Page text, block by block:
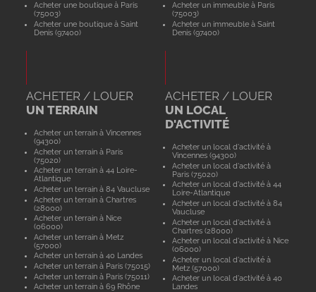
Acheter une boutique à Paris
(75003)
Acheter une boutique à Saint
Denis (97400)
Acheter un immeuble à Paris
(75003)
Acheter un immeuble à Saint
Denis (97400)
ACHETER / LOUER
UN TERRAIN
Acheter un terrain à Vincennes
(94300)
Acheter un terrain à Paris
(75020)
Acheter un terrain à 44 Loire-
Atlantique
Acheter un terrain à 84 Vaucluse
Acheter un terrain à Chartres
(28000)
Acheter un terrain à Nice
(06000)
Acheter un terrain à Metz
(57000)
Acheter un terrain à 40 Landes
Acheter un terrain à Paris (75015)
Acheter un terrain à Paris (75011)
Acheter un terrain à 69 Rhône
ACHETER / LOUER
UN LOCAL
D'ACTIVITÉ
Acheter un local d'activité à
Vincennes (94300)
Acheter un local d'activité à
Paris (75020)
Acheter un local d'activité à 44
Loire-Atlantique
Acheter un local d'activité à 84
Vaucluse
Acheter un local d'activité à
Chartres (28000)
Acheter un local d'activité à Nice
(06000)
Acheter un local d'activité à
Metz (57000)
Acheter un local d'activité à 40
Landes